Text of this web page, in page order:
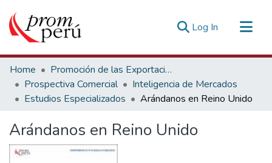
Log In (current)
Communities & Collections
All of DSpace
Statistics
Estadísticas Externas
Home
Promoción de las Exportaciones
Prospectiva Comercial
Inteligencia de Mercados
Estudios Especializados
Arándanos en Reino Unido
Arándanos en Reino Unido